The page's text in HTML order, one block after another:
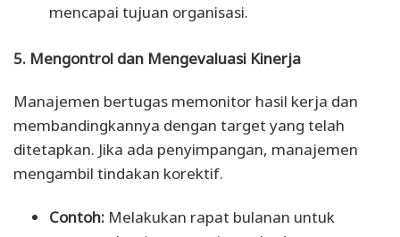
mencapai tujuan organisasi.
5. Mengontrol dan Mengevaluasi Kinerja
Manajemen bertugas memonitor hasil kerja dan
membandingkannya dengan target yang telah
ditetapkan. Jika ada penyimpangan, manajemen
mengambil tindakan korektif.
Contoh: Melakukan rapat bulanan untuk